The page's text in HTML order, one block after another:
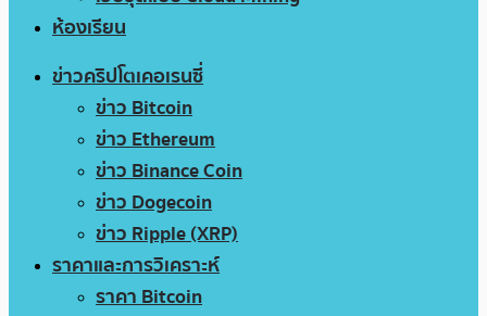
ห้องเรียน
ข่าวคริปโตเคอเรนซี่
ข่าว Bitcoin
ข่าว Ethereum
ข่าว Binance Coin
ข่าว Dogecoin
ข่าว Ripple (XRP)
ราคาและการวิเคราะห์
ราคา Bitcoin